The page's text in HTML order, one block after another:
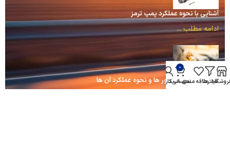
آشنایی با نحوه عملکرد پمپ ترمز
ادامه مطلب ...
آشنایی با روغن موتور ها و نحوه عملکرد آن ها
فیلترهاعلاقه مندی
0
سبد خرید
حساب کاربری من